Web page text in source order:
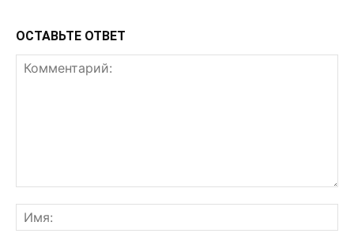
ОСТАВЬТЕ ОТВЕТ